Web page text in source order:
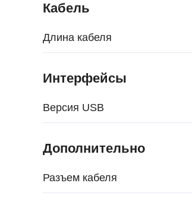
Кабель
Длина кабеля
Интерфейсы
Версия USB
Дополнительно
Разъем кабеля